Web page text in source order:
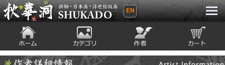
秋華洞 SHUKADO 掛軸・日本画・浮世
EN
ホーム カテゴリ 絵師 カート